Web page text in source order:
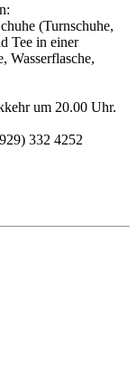
(Turnschuhe,
Tee in einer
Wasserflasche,
um 20.00 Uhr.
332 4252